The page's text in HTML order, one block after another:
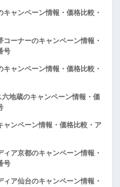
ャンペーン情報・価格比較・
ーナーのキャンペーン情報・
号
ャンペーン情報・価格比較・
地蔵のキャンペーン情報・価
ンペーン情報・価格比較・ア
ア京都のキャンペーン情報・
号
ア仙台のキャンペーン情報・